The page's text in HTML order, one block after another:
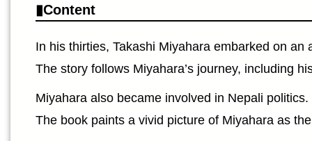
Content
In his thirties, Takashi Miyahara embarked on
The story follows Miyahara’s journey, including
Miyahara also became involved in Nepali
The book paints a vivid picture of Miyahara as